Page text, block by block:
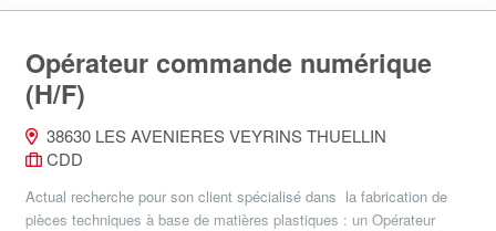
Opérateur commande numérique
(H/F)
38630 LES AVENIERES VEYRINS THUELLIN
CDD
Actual recherche pour son client spécialisé dans la fabrication de
pièces techniques à base de matières plastiques : un Opérateur